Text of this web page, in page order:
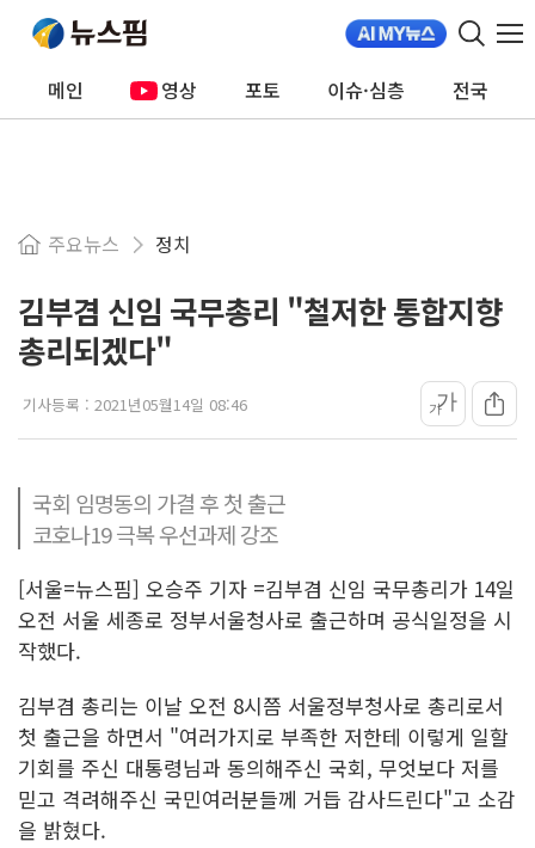
메인 영상 포토 이슈·심층 전국
주요뉴스 정치
김부겸 신임 국무총리 "철저한 통합지향
총리되겠다"
기사등록 : 2021년05월14일 08:46 가가
국회 임명동의 가결 후 첫 출근
코호나19 극복 우선과제 강조
[서울=뉴스핌] 오승주 기자 =김부겸 신임 국무총리가 14일
오전 서울 세종로 정부서울청사로 출근하며 공식일정을 시
작했다.
김부겸 총리는 이날 오전 8시쯤 서울정부청사로 총리로서
첫 출근을 하면서 "여러가지로 부족한 저한테 이렇게 일할
기회를 주신 대통령님과 동의해주신 국회, 무엇보다 저를
믿고 격려해주신 국민여러분들께 거듭 감사드린다"고 소감
을 밝혔다.